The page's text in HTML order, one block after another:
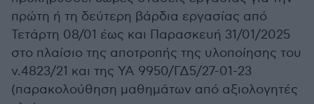
πρώτη ή τη δεύτερη βάρδια εργασίας από
Τετάρτη 08/01 έως και Παρασκευή 31/01/2025
στο πλαίσιο της αποτροπής της υλοποίησης του
ν.4823/21 και της ΥΑ 9950/ΓΔ5/27-01-23
(παρακολούθηση μαθημάτων από αξιολογητές